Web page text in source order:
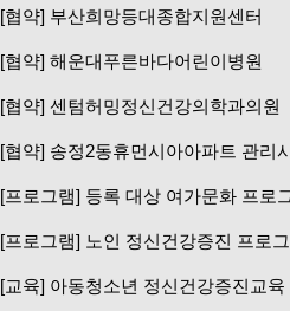
[협약] 부산희망등대종합지원센터
[협약] 해운대푸른바다어린이병원
[협약] 센텀허밍정신건강의학과의원
[협약] 송정2동휴먼시아아파트 관리
[프로그램] 등록 대상 여가문화 프로
[프로그램] 노인 정신건강증진 프로
[교육] 아동청소년 정신건강증진교육